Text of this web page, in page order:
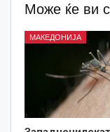
Може ќе ви
МАКЕДОНИЈА